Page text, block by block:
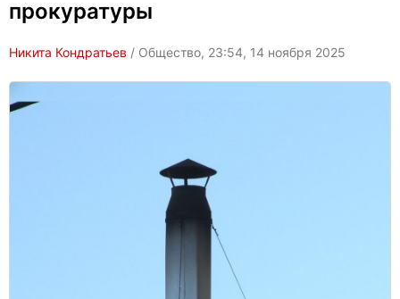
прокуратуры
Никита Кондратьев / Общество, 23:54, 14 ноября 2025